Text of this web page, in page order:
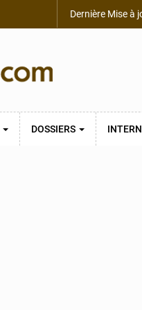
Dernière Mise à
DOSSIERS